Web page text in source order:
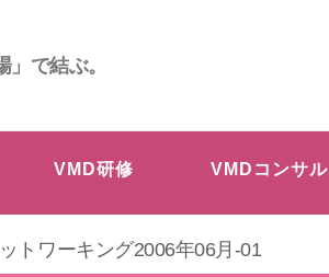
で結ぶ。
VMD研修 VMDコンサル
トワーキング2006年06月-01